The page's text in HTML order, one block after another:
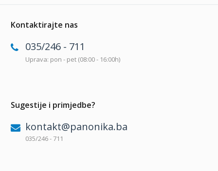
Kontaktirajte nas
035/246 - 711
Uprava: pon - pet (08:00 - 16:00h)
Sugestije i primjedbe?
kontakt@panonika.ba
035/246 - 711